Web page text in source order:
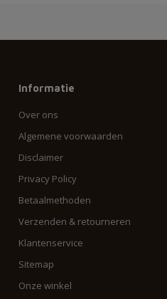
Informatie
Over ons
Algemene voorwaarden
Disclaimer
Privacy Policy
Betaalmethoden
Verzenden & retourneren
Klantenservice
Sitemap
Onze winkel